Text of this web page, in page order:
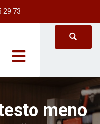
29 73
meno